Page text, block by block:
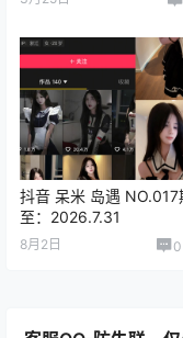
抖音 呆米 岛遇 NO.017
至：2026.7.31
8月2日 0